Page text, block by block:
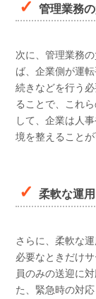
管理業務
次に、管理業務
ば、企業側が運
続きなどを行う
ることで、これ
して、企業は人
境を整えることが
柔軟な運用
さらに、柔軟な
必要なときだけ
員のみの送迎に
た、緊急時の対応